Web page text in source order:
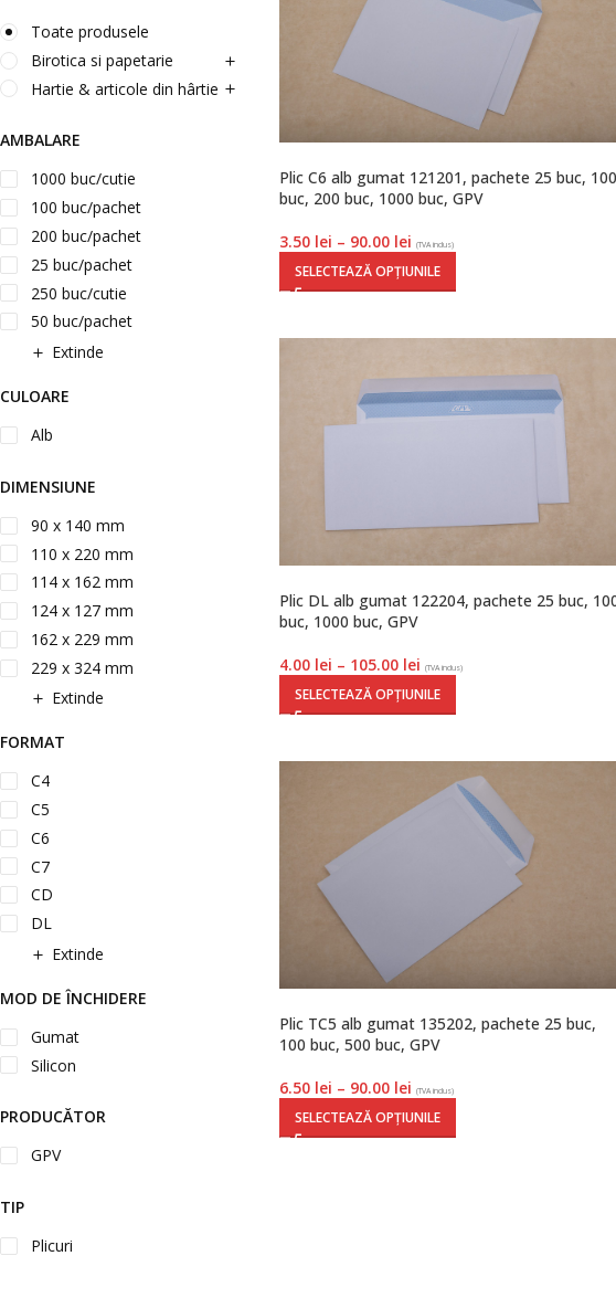
Toate produsele
Birotica si papetarie
Hartie & articole din hârtie
AMBALARE
1000 buc/cutie
100 buc/pachet
200 buc/pachet
25 buc/pachet
250 buc/cutie
50 buc/pachet
Extinde
CULOARE
Alb
DIMENSIUNE
90 x 140 mm
110 x 220 mm
114 x 162 mm
124 x 127 mm
162 x 229 mm
229 x 324 mm
Extinde
FORMAT
C4
C5
C6
C7
CD
DL
Extinde
MOD DE ÎNCHIDERE
Gumat
Silicon
PRODUCĂTOR
GPV
TIP
Plicuri
Plic C6 alb gumat 121201, pachete 25 buc, 100
buc, 200 buc, 1000 buc, GPV
3.50 lei – 90.00 lei (TVA inclus)
SELECTEAZĂ OPȚIUNILE
Plic DL alb gumat 122204, pachete 25 buc,
buc, 1000 buc, GPV
4.00 lei – 105.00 lei (TVA inclus)
SELECTEAZĂ OPȚIUNILE
Plic TC5 alb gumat 135202, pachete 25 buc,
100 buc, 500 buc, GPV
6.50 lei – 90.00 lei (TVA inclus)
SELECTEAZĂ OPȚIUNILE